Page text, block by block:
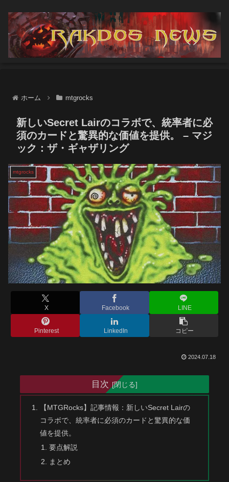
ホーム mtgrocks
新しいSecret Lairのコラボで、統率者に必
須のカードと驚異的な価値を提供。 – マジ
ック：ザ・ギャザリング
mtgrocks
X Facebook LINE
Pinterest LinkedIn コピー
2024.07.18
目次
【MTGRocks】記事情報：新しいSecret Lairの
コラボで、統率者に必須のカードと驚異的な価
値を提供。
要点解説
まとめ